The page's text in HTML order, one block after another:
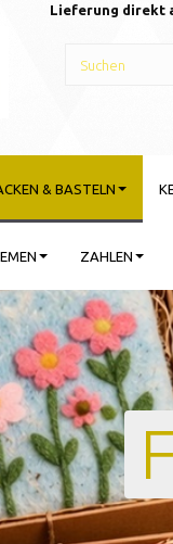
Lieferung direkt
& BASTELN
ZAHLEN